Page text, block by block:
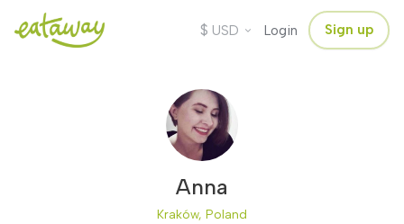
$ USD Login Sign up
Anna
Kraków, Poland